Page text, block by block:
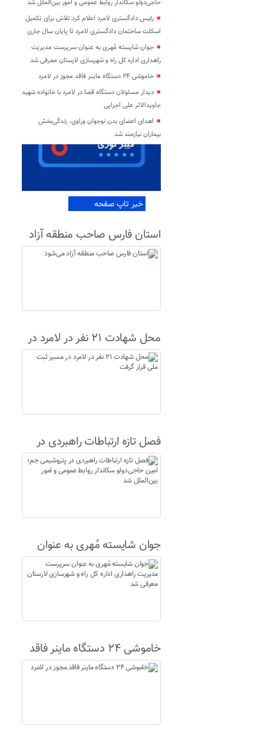
حاجی‌دولو سکاندار روابط عمومی و امور بین‌الملل شد
رئیس دادگستری لامرد اعلام کرد:تلاش برای تکمیل
اسکلت ساختمان دادگستری لامرد تا پایان سال جاری
جوان شایسته مُهری به عنوان سرپرست مدیریت
راهداری اداره کل راه و شهرسازی لارستان معرفی شد
خاموشی ۲۴ دستگاه ماینر فاقد مجوز در لامرد
دیدار مسئولان دستگاه قضا در لامرد با خانواده شهید
جاویدالاثر علی اجرایی
اهدای اعضای بدن نوجوان وراوی، زندگی‌بخش
بیماران نیازمند شد
خبر تاپ صفحه
استان فارس صاحب منطقه آزاد
می‌شود
محل شهادت ۲۱ نفر در لامرد در
مسیر ثبت ملی قرار گرفت
فصل تازه ارتباطات راهبردی در
پتروشیمی جم؛ امین حاجی‌دولو
سکاندار روابط عمومی و امور
جوان شایسته مُهری به عنوان
سرپرست مدیریت راهداری اداره
کل راه و شهرسازی لارستان
خاموشی ۲۴ دستگاه ماینر فاقد
مجوز در لامرد